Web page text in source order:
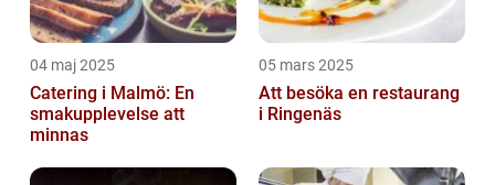
04 maj 2025
Catering i Malmö: En
smakupplevelse att
minnas
05 mars 2025
Att besöka en restaurang
i Ringenäs